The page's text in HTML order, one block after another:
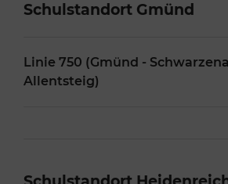
Schulstandort Gmünd
Linie 750 (Gmünd -
Allentsteig)